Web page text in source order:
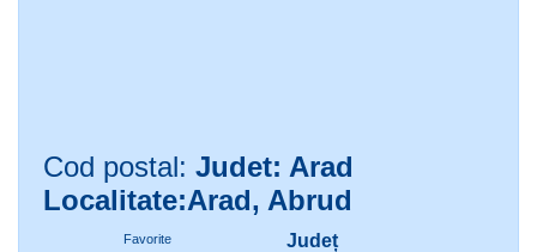
Cod postal: Judet: Arad
Localitate:Arad, Abrud
Favorite
Județ